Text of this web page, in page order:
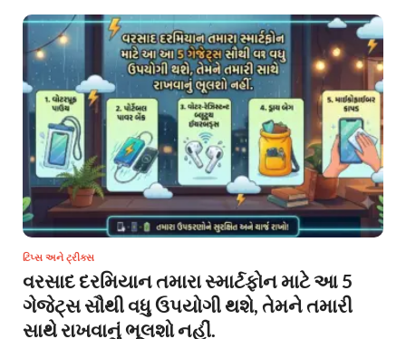
ટિપ્સ અને ટ્રીક્સ
વરસાદ દરમિયાન તમારા સ્માર્ટફોન માટે આ 5
ગેજેટ્સ સૌથી વધુ ઉપયોગી થશે, તેમને તમારી
સાથે રાખવાનું ભૂલશો નહીં.